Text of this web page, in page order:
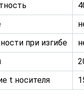
при изгибе
t носителя